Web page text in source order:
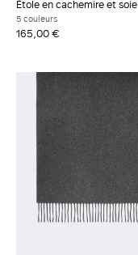
Étole en cachemire et soie
5 couleurs
165,00 €